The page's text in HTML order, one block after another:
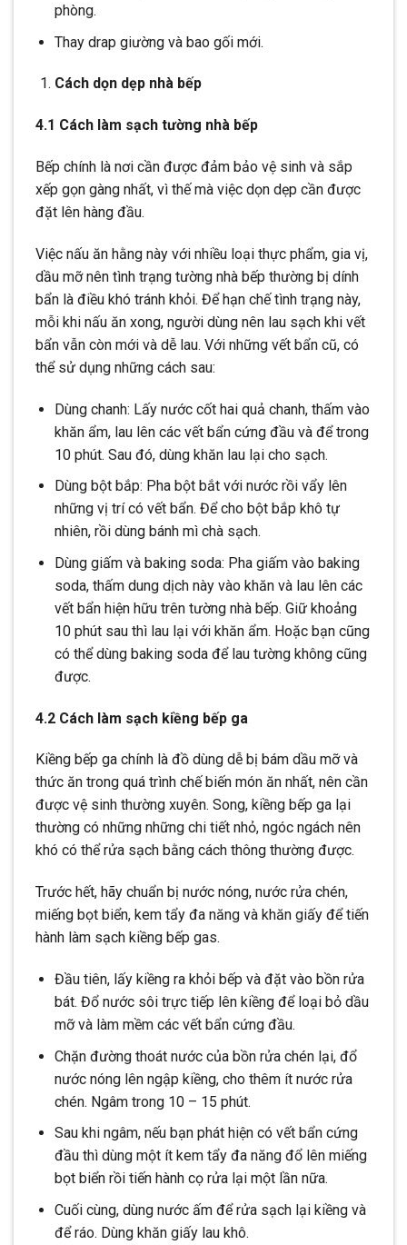
phòng.
Thay drap giường và bao gối mới.
Cách dọn dẹp nhà bếp
4.1 Cách làm sạch tường nhà bếp
Bếp chính là nơi cần được đảm bảo vệ sinh và sắp
xếp gọn gàng nhất, vì thế mà việc dọn dẹp cần được
đặt lên hàng đầu.
Việc nấu ăn hằng này với nhiều loại thực phẩm, gia vị,
dầu mỡ nên tình trạng tường nhà bếp thường bị dính
bẩn là điều khó tránh khỏi. Để hạn chế tình trạng này,
mỗi khi nấu ăn xong, người dùng nên lau sạch khi vết
bẩn vẫn còn mới và dễ lau. Với những vết bẩn cũ, có
thể sử dụng những cách sau:
Dùng chanh: Lấy nước cốt hai quả chanh, thấm vào
khăn ẩm, lau lên các vết bẩn cứng đầu và để trong
10 phút. Sau đó, dùng khăn lau lại cho sạch.
Dùng bột bắp: Pha bột bắt với nước rồi vẩy lên
những vị trí có vết bẩn. Để cho bột bắp khô tự
nhiên, rồi dùng bánh mì chà sạch.
Dùng giấm và baking soda: Pha giấm vào baking
soda, thấm dung dịch này vào khăn và lau lên các
vết bẩn hiện hữu trên tường nhà bếp. Giữ khoảng
10 phút sau thì lau lại với khăn ẩm. Hoặc bạn cũng
có thể dùng baking soda để lau tường không cũng
được.
4.2 Cách làm sạch kiềng bếp ga
Kiềng bếp ga chính là đồ dùng dễ bị bám dầu mỡ và
thức ăn trong quá trình chế biến món ăn nhất, nên cần
được vệ sinh thường xuyên. Song, kiềng bếp ga lại
thường có những những chi tiết nhỏ, ngóc ngách nên
khó có thể rửa sạch bằng cách thông thường được.
Trước hết, hãy chuẩn bị nước nóng, nước rửa chén,
miếng bọt biển, kem tẩy đa năng và khăn giấy để tiến
hành làm sạch kiềng bếp gas.
Đầu tiên, lấy kiềng ra khỏi bếp và đặt vào bồn rửa
bát. Đổ nước sôi trực tiếp lên kiềng để loại bỏ dầu
mỡ và làm mềm các vết bẩn cứng đầu.
Chặn đường thoát nước của bồn rửa chén lại, đổ
nước nóng lên ngập kiềng, cho thêm ít nước rửa
chén. Ngâm trong 10 – 15 phút.
Sau khi ngâm, nếu bạn phát hiện có vết bẩn cứng
đầu thì dùng một ít kem tẩy đa năng đổ lên miếng
bọt biển rồi tiến hành cọ rửa lại một lần nữa.
Cuối cùng, dùng nước ấm để rửa sạch lại kiềng và
để ráo. Dùng khăn giấy lau khô.